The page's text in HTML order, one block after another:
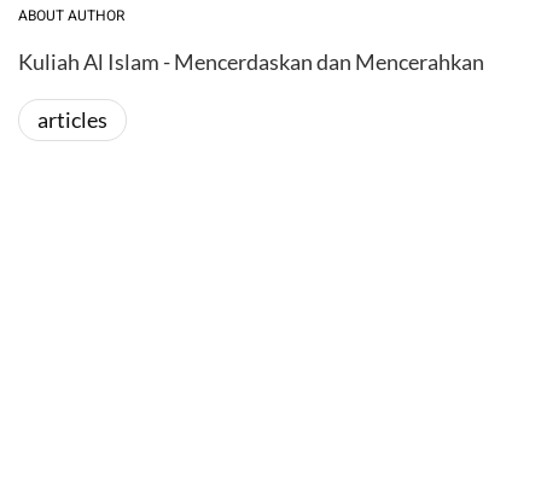
ABOUT AUTHOR
Kuliah Al Islam - Mencerdaskan dan Mencerahkan
articles